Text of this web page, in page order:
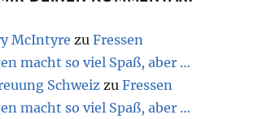
McIntyre zuFressen
macht so viel Spaß, aber …
Schweiz zuFressen
macht so viel Spaß, aber …